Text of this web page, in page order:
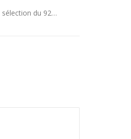
du 92…